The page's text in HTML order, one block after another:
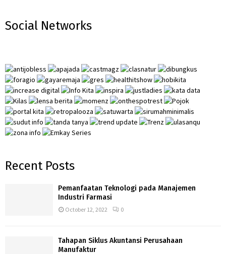
c
r
:
Social Networks
Recent Posts
Pemanfaatan Teknologi pada Manajemen
Industri Farmasi
October 12, 2022 0
Tahapan Siklus Akuntansi Perusahaan
Manufaktur